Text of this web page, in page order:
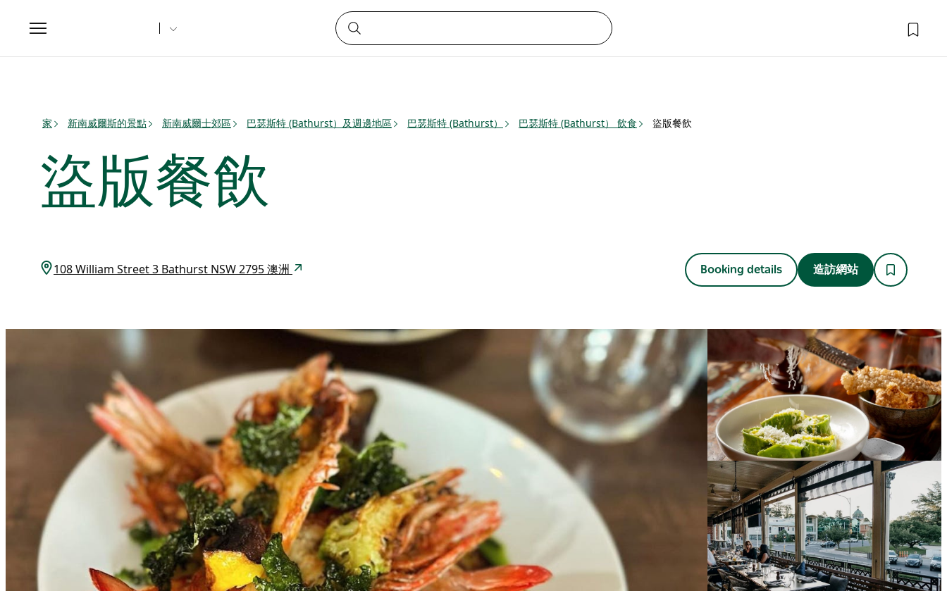
Toggle
navigation
家 新南威爾斯的景點 新南威爾士郊區 巴瑟斯特 (Bathurst）及週邊地區 巴瑟斯特 (Bathurst） 巴瑟斯特 (Bathurst） 飲食 盜版餐飲
盜版餐飲
108 William Street 3 Bathurst NSW 2795 澳洲 Booking details 造訪網站